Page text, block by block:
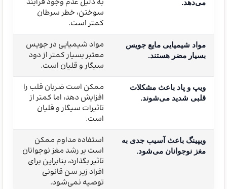
می‌دهد.
سوختن، خطر سرطان
کمتر است.
مواد شیمیایی مایع جویس
بسیار مضر هستند.
مواد شیمیایی در جویس
معتبر بسیار کمتر از دود
سیگار و قلیان است.
ویپ و پاد باعث مشکلات
قلبی شدید می‌شوند.
ممکن است ضربان قلب را
افزایش دهد، اما کمتر از
تاثیرات سیگار و قلیان
است.
ویپینگ باعث آسیب جدی به
مغز نوجوانان می‌شود.
استفاده مداوم ممکن
است بر رشد مغز نوجوانان
تاثیر بگذارد، بنابراین برای
افراد زیر سن قانونی
توصیه نمی‌شود.